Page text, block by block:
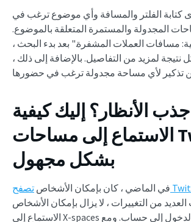
كتابة الفلتر والمسافة وأي موضوع ترغب في
المجدولة والمستمرة المتعلقة بالموضوع.
مسافات العملات المشفرة." بعد بدء البحث ،
نتيجة لمزيد من التفاصيل. بالإضافة إلى ذلك ،
الأنظار؟ إليك كيفية
الاستماع إلى مساحات Twitter
في الماضي ، كان بإمكان الأشخاص
من التغييرات ، لا يزال بإمكان الأشخاص
الاستماع إلى X-spaces حتى إذا لم يسجلوا الدخول إلى حساب. ومع